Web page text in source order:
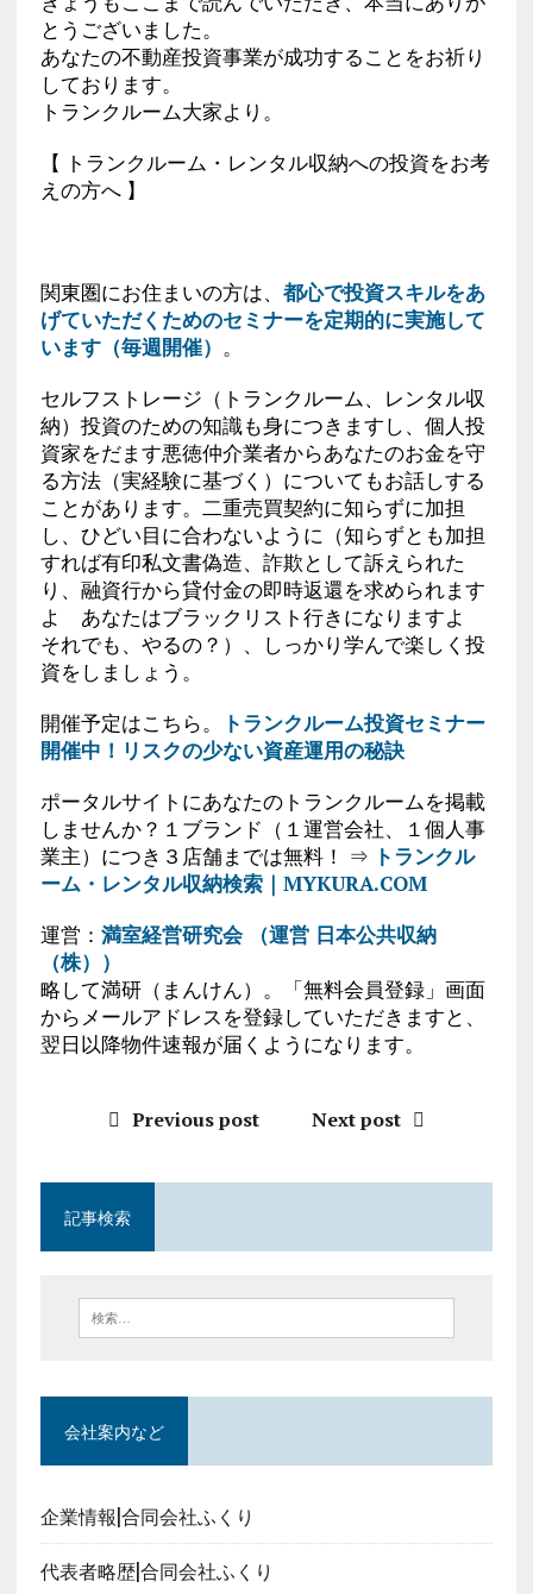
とうございました。
あなたの不動産投資事業が成功することをお祈り
しております。
トランクルーム大家より。
【 トランクルーム・レンタル収納への投資をお考
えの方へ 】
関東圏にお住まいの方は、 都心で投資スキルをあ
げていただくためのセミナーを定期的に実施して
います（毎週開催） 。
セルフストレージ（トランクルーム、レンタル収
納）投資のための知識も身につきますし、個人投
資家をだます悪徳仲介業者からあなたのお金を守
る方法（実経験に基づく）についてもお話しする
ことがあります。二重売買契約に知らずに加担
し、ひどい目に合わないように（知らずとも加担
すれば有印私文書偽造、詐欺として訴えられた
り、融資行から貸付金の即時返還を求められます
よ あなたはブラックリスト行きになりますよ
それでも、やるの？）、しっかり学んで楽しく投
資をしましょう。
開催予定はこちら。
トランクルーム投資セミナー
開催中！リスクの少ない資産運用の秘訣
ポータルサイトにあなたのトランクルームを掲載
しませんか？１ブランド（１運営会社、１個人事
業主）につき３店舗までは無料！ ⇒ トランクル
ーム・レンタル収納検索｜MYKURA.COM
運営： 満室経営研究会 （運営 日本公共収納
（株））
略して満研（まんけん）。「無料会員登録」画面
からメールアドレスを登録していただきますと、
翌日以降物件速報が届くようになります。
Previous post Next post
記事検索
会社案内など
企業情報|合同会社ふくり
代表者略歴|合同会社ふくり